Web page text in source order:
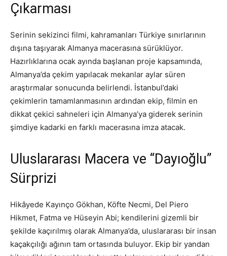
Çıkarması
Serinin sekizinci filmi, kahramanları Türkiye sınırlarının
dışına taşıyarak Almanya macerasına sürüklüyor.
Hazırlıklarına ocak ayında başlanan proje kapsamında,
Almanya’da çekim yapılacak mekanlar aylar süren
araştırmalar sonucunda belirlendi. İstanbul’daki
çekimlerin tamamlanmasının ardından ekip, filmin en
dikkat çekici sahneleri için Almanya’ya giderek serinin
şimdiye kadarki en farklı macerasına imza atacak.
Uluslararası Macera ve “Dayıoğlu”
Sürprizi
Hikâyede Kayınço Gökhan, Köfte Necmi, Del Piero
Hikmet, Fatma ve Hüseyin Abi; kendilerini gizemli bir
şekilde kaçırılmış olarak Almanya’da, uluslararası bir insan
kaçakçılığı ağının tam ortasında buluyor. Ekip bir yandan